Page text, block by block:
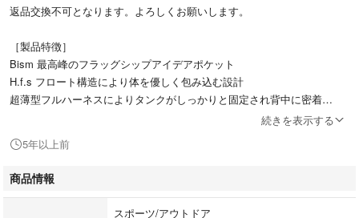
返品交換不可となります。よろしくお願いします。
［製品特徴］
Bism 最高峰のフラッグシップアイデアポケット
H.f.s フロート構造により体を優しく包み込む設計
超薄型フルハーネスによりタンクがしっかりと固定され背中に密着
耐久性、耐候性に優れた高強度66 ナイロン840 デニールを採用
てカット
大きな体勢変更をせずに給排気が可能なコンビネーションバルブⅡ採用
ダイレクトベルト/スライドフロート/セパレートショルダーによる抜群の
続きを表示する
5年以上前
商品情報
スポーツ/アウトドア